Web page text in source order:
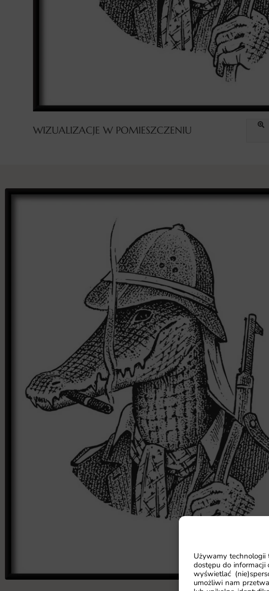
Używamy
dostępu do informacji
wyświetlać
umożliwi nam
WIZUALIZACJE W POMIESZCZENIU